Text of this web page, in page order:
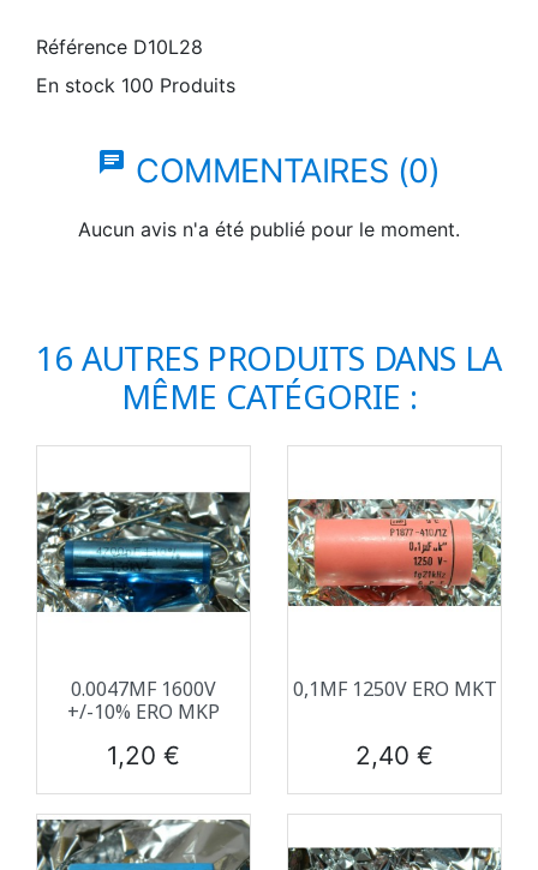
Référence D10L28
En stock 100 Produits
chat COMMENTAIRES (0)
Aucun avis n'a été publié pour le moment.
16 AUTRES PRODUITS DANS LA
MÊME CATÉGORIE :
0.0047ΜF 1600V
+/-10% ERO MKP
Prix
1,20 €
0,1ΜF 1250V ERO MKT
Prix
2,40 €